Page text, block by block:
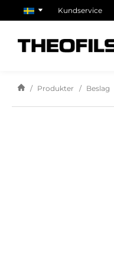
Kundservice
Produkter Beslag